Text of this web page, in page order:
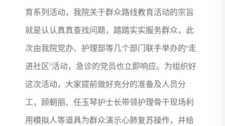
育系列活动，我院关于群众路线教育活动的宗旨
就是认认真真查找问题，踏踏实实服务群众，此
次由我院党办、护理部等几个部门联手举办的“走
进社区”活动，急诊的党员也立即响应。为组织好
这次活动，大家提前做好充分的准备及人员分
工，顾朝丽、任玉琴护士长带领护理骨干现场利
用模拟人等道具为群众演示心肺复苏操作，并给